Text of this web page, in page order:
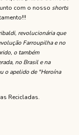
com o nosso shorts
revolucionária que
Farroupilha e no
o também
no Brasil e na
o apelido de "Heroína
Recicladas.